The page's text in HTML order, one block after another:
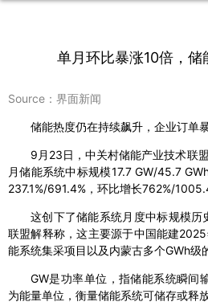
单月环比暴涨10倍，储
Source：界面新闻
储能热度仍在持续飙升，企业订单暴
9月23日，中关村储能产业技术联
月储能系统中标规模17.7 GW/45.7
237.1%/691.4%，环比增长762%/
这创下了储能系统月度中标规模
联盟解释称，这主要源于中国能建
能系统集采项目以及内蒙古多个GWh级
GW是功率单位，指储能系统瞬间
为能量单位，衡量储能系统可储存或释